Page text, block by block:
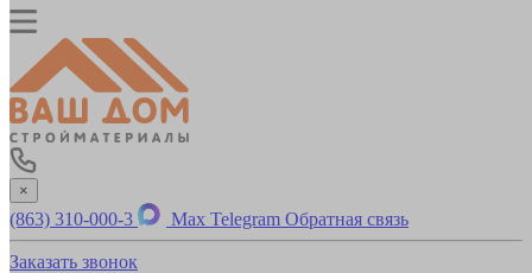
×
(863) 310-000-3 Max Telegram Обратная связь
Заказать звонок